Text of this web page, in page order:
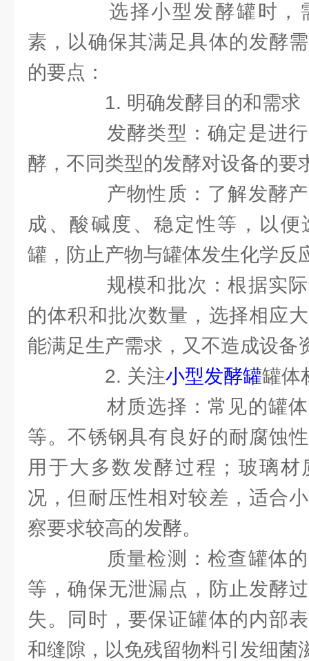
选择小型发酵罐时，
素，以确保其满足具体的发酵
的要点：
1. 明确发酵目的和需求
发酵类型：确定是进行
酵，不同类型的发酵对设备的要
产物性质：了解发酵产
成、酸碱度、稳定性等，以
罐，防止产物与罐体发生化学反
规模和批次：根据实际
的体积和批次数量，选择相应
能满足生产需求，又不造成设备
2. 关注小型发酵罐罐体
材质选择：常见的罐体
等。不锈钢具有良好的耐腐蚀
用于大多数发酵过程；玻璃
况，但耐压性相对较差，适合
察要求较高的发酵。
质量检测：检查罐体的
等，确保无泄漏点，防止发酵
失。同时，要保证罐体的内部
和缝隙，以免残留物料引发细菌